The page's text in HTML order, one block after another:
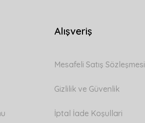
Alışveriş
Mesafeli Satış Sözleşmesi
Gizlilik ve Güvenlik
İptal İade Koşullari